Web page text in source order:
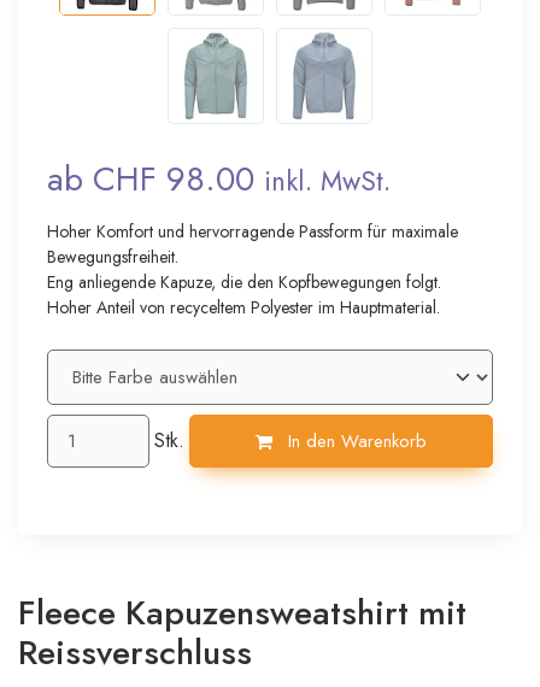
ab CHF 98.00 inkl. MwSt.
Hoher Komfort und hervorragende Passform für maximale
Bewegungsfreiheit.
Eng anliegende Kapuze, die den Kopfbewegungen folgt.
Hoher Anteil von recyceltem Polyester im Hauptmaterial.
Stk. In den Warenkorb
Fleece Kapuzensweatshirt mit
Reissverschluss